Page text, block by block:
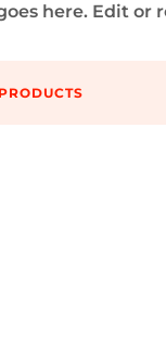
here. Edit or
zuverlässig